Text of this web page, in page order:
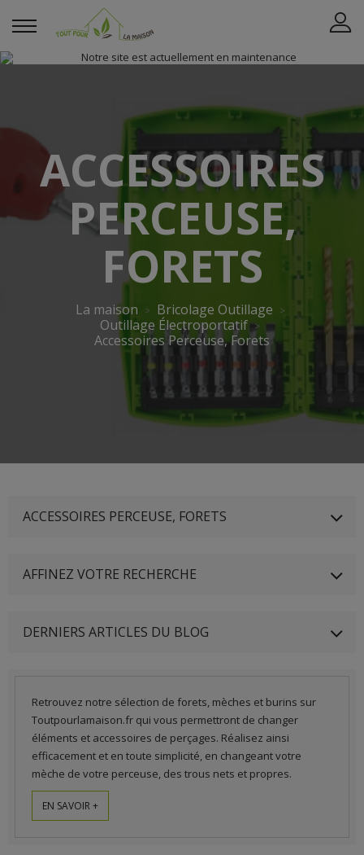
ACCESSOIRES
PERCEUSE,
FORETS
La maison
Bricolage Outillage
Outillage Électroportatif
Accessoires Perceuse, Forets
ACCESSOIRES PERCEUSE, FORETS
AFFINEZ VOTRE RECHERCHE
DERNIERS ARTICLES DU BLOG
Retrouvez notre sélection de forets, mèches et burins sur
Toutpourlamaison.fr qui vous permettront de changer
éléments et accessoires de perçages. Réalisez ainsi
efficacement et en toute simplicité, en changeant votre
mèche de votre perceuse, des trous nets et propres.
EN SAVOIR +